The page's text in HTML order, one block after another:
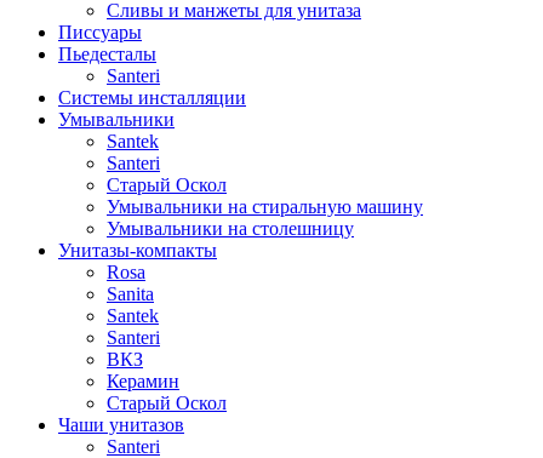
Сливы и манжеты для унитаза
Писсуары
Пьедесталы
Santeri
Системы инсталляции
Умывальники
Santek
Santeri
Старый Оскол
Умывальники на стиральную машину
Умывальники на столешницу
Унитазы-компакты
Rosa
Sanita
Santek
Santeri
ВКЗ
Керамин
Старый Оскол
Чаши унитазов
Santeri